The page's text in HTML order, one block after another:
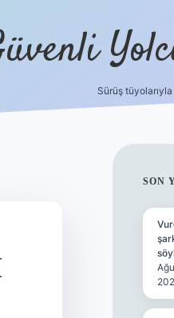
Sürüş
SON